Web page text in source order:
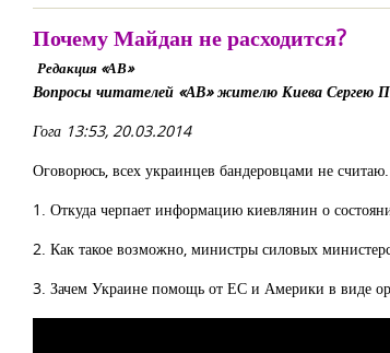
Почему Майдан не расходится?
Редакция «АВ»
Вопросы читателей «АВ» жителю Киева
Гога 13:53, 20.03.2014
Оговорюсь, всех украинцев бандеровцами не
1. Откуда черпает информацию киевлянин о
2. Как такое возможно, министры силовых
3. Зачем Украине помощь от ЕС и Америки в виде